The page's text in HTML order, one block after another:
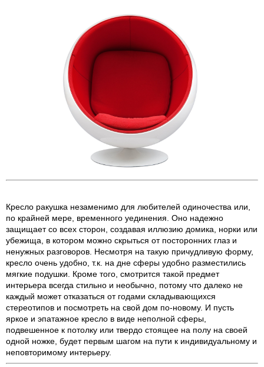
Кресло ракушка незаменимо для любителей одиночества или,
по крайней мере, временного уединения. Оно надежно
защищает со всех сторон, создавая иллюзию домика, норки или
убежища, в котором можно скрыться от посторонних глаз и
ненужных разговоров. Несмотря на такую причудливую форму,
кресло очень удобно, т.к. на дне сферы удобно разместились
мягкие подушки. Кроме того, смотрится такой предмет
интерьера всегда стильно и необычно, потому что далеко не
каждый может отказаться от годами складывающихся
стереотипов и посмотреть на свой дом по-новому. И пусть
яркое и эпатажное кресло в виде неполной сферы,
подвешенное к потолку или твердо стоящее на полу на своей
одной ножке, будет первым шагом на пути к индивидуальному и
неповторимому интерьеру.